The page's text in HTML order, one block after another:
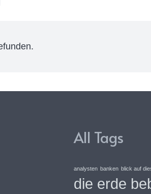
All Tags
analysten banken blick auf
die erde